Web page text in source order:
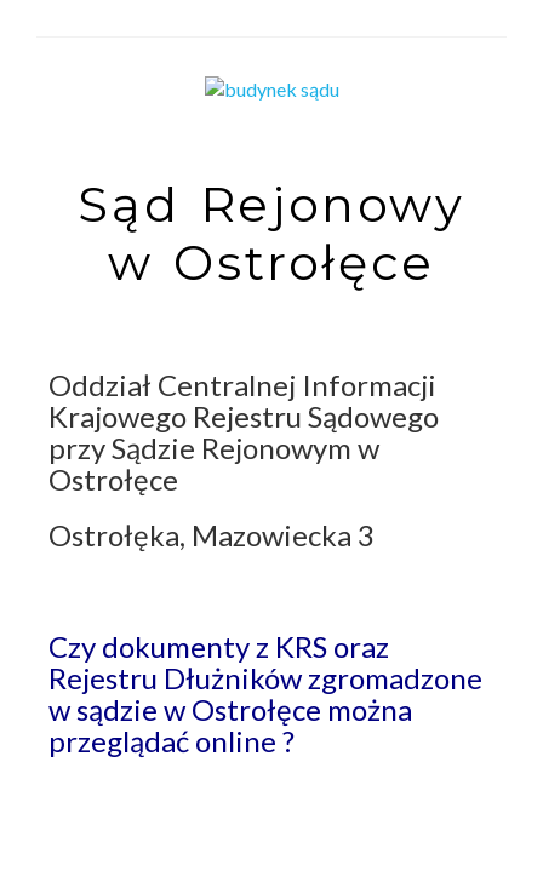
Sąd Rejonowy
w Ostrołęce
Oddział Centralnej Informacji
Krajowego Rejestru Sądowego
przy Sądzie Rejonowym w
Ostrołęce
Ostrołęka, Mazowiecka 3
Czy dokumenty z KRS oraz
Rejestru Dłużników zgromadzone
w sądzie w Ostrołęce można
przeglądać online ?